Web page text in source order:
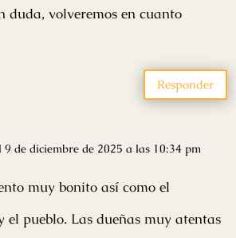
duda, volveremos en cuanto
Responder
9 de diciembre de 2025 a las 10:34 pm
muy bonito así como el
el pueblo. Las dueñas muy atentas